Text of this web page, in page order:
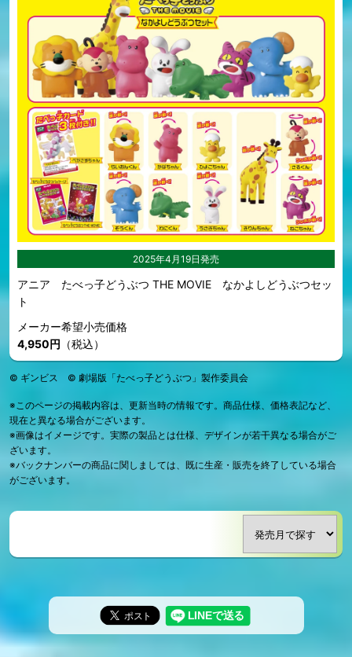
2025年4月19日発売
アニア たべっ子どうぶつ THE MOVIE なかよしどうぶつセッ
ト
メーカー希望小売価格
4,950円 （税込）
© ギンビス © 劇場版「たべっ子どうぶつ」製作委員会
※このページの掲載内容は、更新当時の情報です。商品仕様、価格表記など、
現在と異なる場合がございます。
※画像はイメージです。実際の製品とは仕様、デザインが若干異なる場合がご
ざいます。
※バックナンバーの商品に関しましては、既に生産・販売を終了している場合
がございます。